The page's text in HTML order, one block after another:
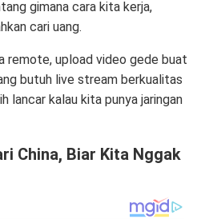
gimana cara kita kerja,
cari uang.
remote, upload video gede buat
butuh live stream berkualitas
lancar kalau kita punya jaringan
China, Biar Kita Nggak